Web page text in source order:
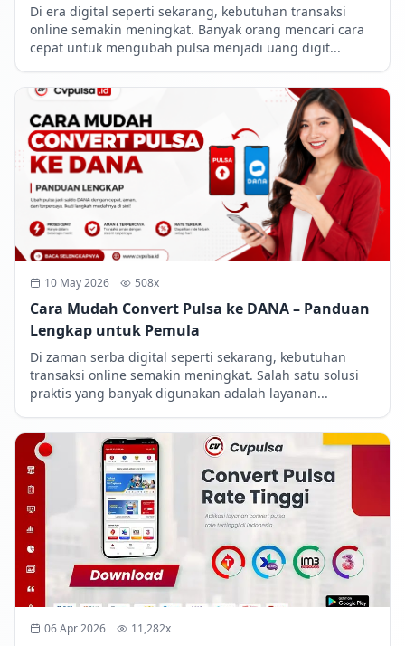
Di era digital seperti sekarang, kebutuhan transaksi
online semakin meningkat. Banyak orang mencari cara
cepat untuk mengubah pulsa menjadi uang digit...
10 May 2026 508x
Cara Mudah Convert Pulsa ke DANA – Panduan
Lengkap untuk Pemula
Di zaman serba digital seperti sekarang, kebutuhan
transaksi online semakin meningkat. Salah satu solusi
praktis yang banyak digunakan adalah layanan...
06 Apr 2026 11,282x